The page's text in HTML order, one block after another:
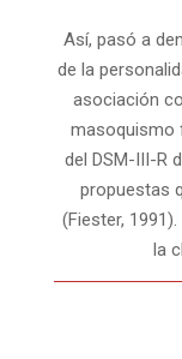
Así, pasó a
de la
asociación
masoquismo
del DSM-III-R
propuestas
(Fiester,
la